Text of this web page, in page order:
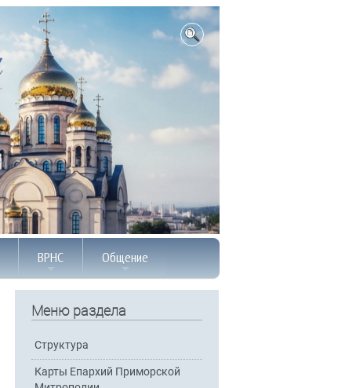
ВРНС Общение
Меню раздела
Структура
Карты Епархий Приморской